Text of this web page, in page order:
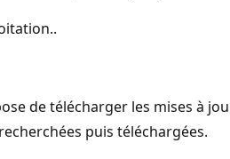
de télécharger les mises à
puis téléchargées.